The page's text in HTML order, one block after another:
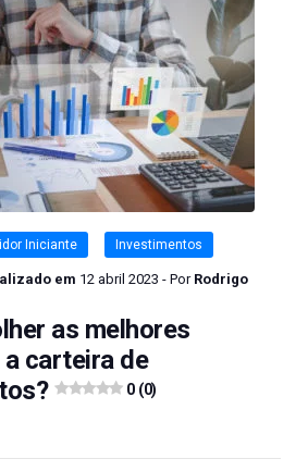
Iniciante Investimentos
em 12 abril 2023 - Por Rodrigo
as melhores
carteira de
0 (0)